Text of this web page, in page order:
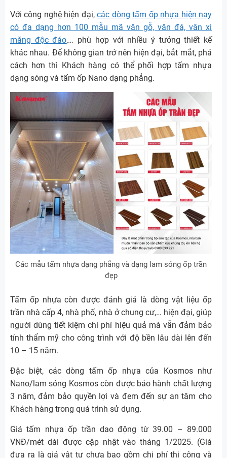
Với công nghệ hiện đại,các dòng tấm ốp nhựa hiện nay
có đa dạng hơn 100 mẫu mã vân gỗ, vân đá, vân xi
măng độc đáo,… phù hợp với nhiều ý tưởng thiết kế
khác nhau. Để không gian trở nên hiện đại, bắt mắt, phá
cách hơn thì Khách hàng có thể phối hợp tấm nhựa
dạng sóng và tấm ốp Nano dạng phẳng.
Các mẫu tấm nhựa dạng phẳng và dạng lam sóng ốp trần
đẹp
Tấm ốp nhựa còn được đánh giá là dòng vật liệu ốp
trần nhà cấp 4, nhà phố, nhà ở chung cư,… hiện đại, giúp
người dùng tiết kiệm chi phí hiệu quả mà vẫn đảm bảo
tính thẩm mỹ cho công trình với độ bền lâu dài lên đến
10 – 15 năm.
Đặc biệt, các dòng tấm ốp nhựa của Kosmos như
Nano/lam sóng Kosmos còn được bảo hành chất lượng
3 năm, đảm bảo quyền lợi và đem đến sự an tâm cho
Khách hàng trong quá trình sử dụng.
Giá tấm nhựa ốp trần dao động từ 39.00 – 89.000
VNĐ/mét dài được cập nhật vào tháng 1/2025. (Giá
đưa ra là giá vật tư chưa bao gồm chi phí thi công và